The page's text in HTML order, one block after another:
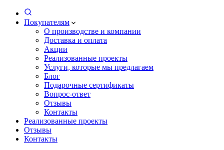
Покупателям
О производстве и компании
Доставка и оплата
Акции
Реализованные проекты
Услуги, которые мы предлагаем
Блог
Подарочные сертификаты
Вопрос-ответ
Отзывы
Контакты
Реализованные проекты
Отзывы
Контакты